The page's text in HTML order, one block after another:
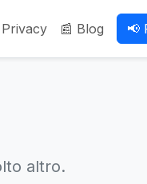
Privacy 📰 Blog 📢
altro.